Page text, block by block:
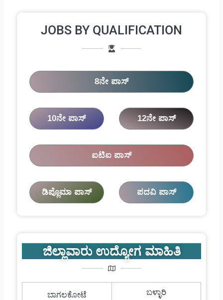
JOBS BY QUALIFICATION
8ನೇ ಪಾಸ್
10ನೇ ಪಾಸ್ 12ನೇ ಪಾಸ್
ಐಟಿಐ ಪಾಸ್
ಡಿಪ್ಲೊಮಾ ಪಾಸ್ ಪದವಿ ಪಾಸ್
ಜಿಲ್ಲಾವಾರು ಉದ್ಯೋಗ ಮಾಹಿತಿ
ಬಾಗಲಕೋಟೆ ಬಳ್ಳಾರಿ